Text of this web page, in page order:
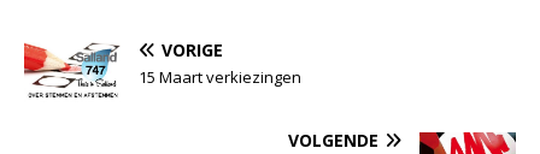
VORIGE
15 Maart verkiezingen
VOLGENDE